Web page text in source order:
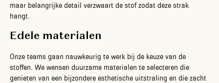
maar belangrijke detail verzwaart de stof zodat deze strak
hangt.
Edele materialen
Onze teams gaan nauwkeurig te werk bij de keuze van de
stoffen. We wensen duurzame materialen te selecteren die
genieten van een bijzondere esthetische uitstraling en die zacht